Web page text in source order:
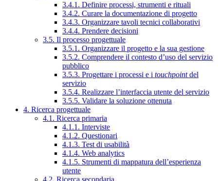
3.4.1. Definire processi, strumenti e rituali
3.4.2. Curare la documentazione di progetto
3.4.3. Organizzare tavoli tecnici collaborativi
3.4.4. Prendere decisioni
3.5. Il processo progettuale
3.5.1. Organizzare il progetto e la sua gestione
3.5.2. Comprendere il contesto d’uso del servizio
pubblico
3.5.3. Progettare i processi e i touchpointdel
servizio
3.5.4. Realizzare l’interfaccia utente del servizio
3.5.5. Validare la soluzione ottenuta
4. Ricerca progettuale
4.1. Ricerca primaria
4.1.1. Interviste
4.1.2. Questionari
4.1.3. Test di usabilità
4.1.4. Web analytics
4.1.5. Strumenti di mappatura dell’esperienza
utente
4.2. Ricerca secondaria